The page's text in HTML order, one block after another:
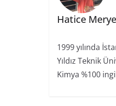
Hatice
1999 yılında
Yıldız Teknik
Kimya %100